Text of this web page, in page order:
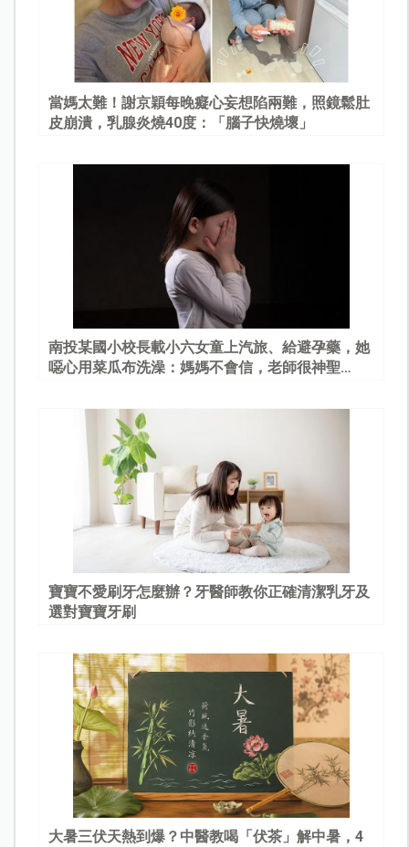
當媽太難！謝京穎每晚癡心妄想陷兩難，照鏡鬆肚
皮崩潰，乳腺炎燒40度：「腦子快燒壞」
南投某國小校長載小六女童上汽旅、給避孕藥，她
噁心用菜瓜布洗澡：媽媽不會信，老師很神聖…
寶寶不愛刷牙怎麼辦？牙醫師教你正確清潔乳牙及
選對寶寶牙刷
大暑三伏天熱到爆？中醫教喝「伏茶」解中暑，4